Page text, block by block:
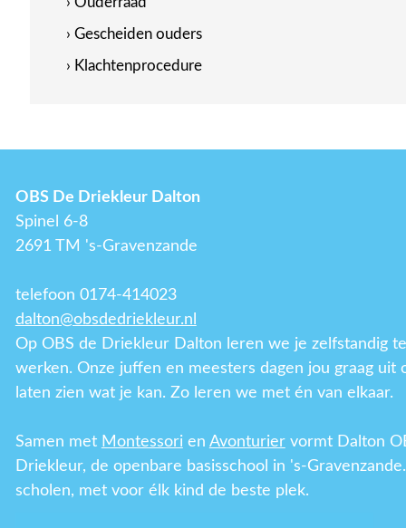
› Gescheiden ouders
› Klachtenprocedure
OBS De Driekleur Dalton
Spinel 6-8
2691 TM 's-Gravenzande
telefoon 0174-414023
dalton@obsdedriekleur.nl
Op OBS de Driekleur Dalton leren we je zelfstandig te
werken. Onze juffen en meesters dagen jou graag uit
laten zien wat je kan. Zo leren we met én van elkaar.
Samen met Montessorien Avonturiervormt Dalton
Driekleur, de openbare basisschool in 's-
scholen, met voor élk kind de beste plek.